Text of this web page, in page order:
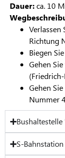
Dauer:ca. 10
Verlassen
Richtung
Biegen
Gehen
Gehen
Nummer
S-